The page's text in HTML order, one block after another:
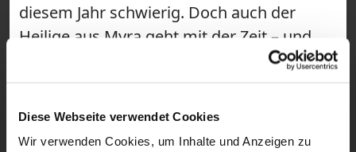
Diese Webseite verwendet Cookies
Wir verwenden Cookies, um Inhalte und Anzeigen zu
diesem Jahr schwierig. Doch auch der
Heilige aus Myra geht mit der Zeit – und
meldet sich per Video-Botschaft über
auch, warum er ein tolles Beispiel für
kontaktloses Helfen ist.